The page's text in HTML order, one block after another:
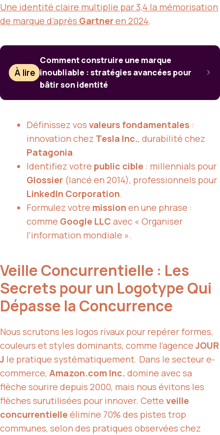
Une identité claire multiplie par 3,4 la mémorisation
de marque d’après Gartneren 2024.
À lire
Comment construire une marque
inoubliable : stratégies avancées pour
bâtir son identité
Définissez vos valeurs fondamentales :
innovation chez Tesla Inc., durabilité chez
Patagonia.
Identifiez votre public cible : millennials pour
Glossier (lancé en 2014), professionnels pour
LinkedIn Corporation.
Formulez votre mission en une phrase :
comme Google LLC avec « Organiser
l’information mondiale ».
Veille Concurrentielle : Les
Secrets pour un Logotype Qui
Dépasse la Concurrence
Nous scrutons les logos rivaux pour repérer formes,
couleurs et styles dominants, comme l’agenceJOUR
J le pratique systématiquement. Dans le secteur e-
commerce, Amazon.com Inc. domine avec sa
flèche sourire depuis 2000, mais nous évitons les
flèches surutilisées pour innover. Cette veille
concurrentielle élimine 70% des pistes trop
communes, selon des pratiques observées chez